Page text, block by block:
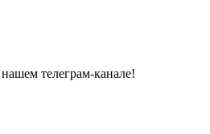
телеграм-канале!